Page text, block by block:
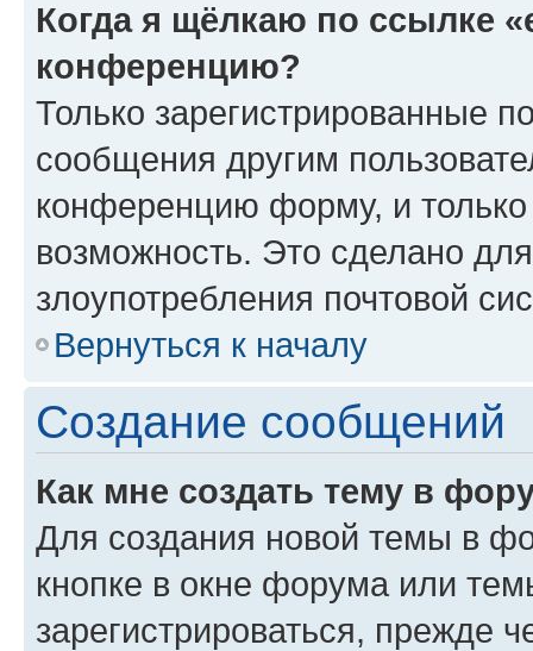
Когда я щёлкаю по ссылке
конференцию?
Только зарегистрированные
сообщения другим
конференцию форму, и
возможность. Это сделано
злоупотребления почтовой
Вернуться к началу
Создание сообщений
Как мне создать тему в
Для создания новой темы в
кнопке в окне форума или
зарегистрироваться, прежде